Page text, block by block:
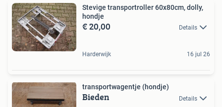
Stevige transportroller 60x80cm, dolly,
hondje
€ 20,00 Details
Harderwijk 16 jul 26
transportwagentje (hondje)
Bieden Details